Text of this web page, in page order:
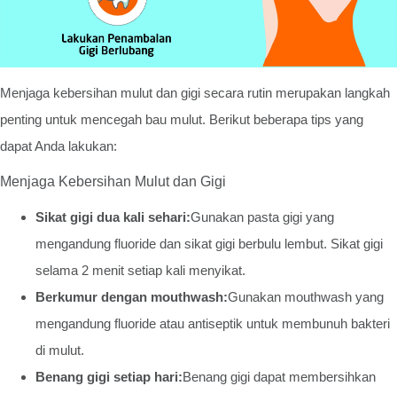
Menjaga kebersihan mulut dan gigi secara rutin merupakan langkah
penting untuk mencegah bau mulut. Berikut beberapa tips yang
dapat Anda lakukan:
Menjaga Kebersihan Mulut dan Gigi
Sikat gigi dua kali sehari:Gunakan pasta gigi yang
mengandung fluoride dan sikat gigi berbulu lembut. Sikat gigi
selama 2 menit setiap kali menyikat.
Berkumur dengan mouthwash:Gunakan mouthwash yang
mengandung fluoride atau antiseptik untuk membunuh bakteri
di mulut.
Benang gigi setiap hari:Benang gigi dapat membersihkan